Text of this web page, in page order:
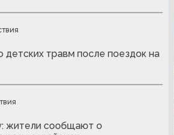
детских травм после поездок на
жители сообщают о